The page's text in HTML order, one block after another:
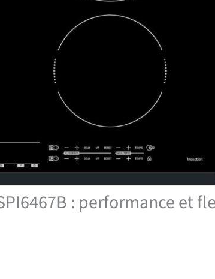
: performance et